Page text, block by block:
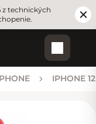
z technických
IPHONE